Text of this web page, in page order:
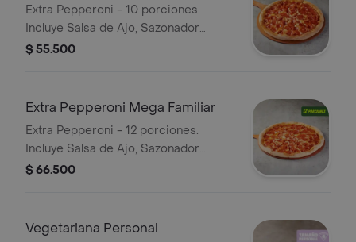
Extra Pepperoni - 10 porciones.
Incluye Salsa de Ajo, Sazonador
Pimienta Roja y Pepperoncini.
$ 55.500
Extra Pepperoni Mega Familiar
Extra Pepperoni - 12 porciones.
Incluye Salsa de Ajo, Sazonador
Pimienta Roja y Pepperoncini.
$ 66.500
Vegetariana Personal